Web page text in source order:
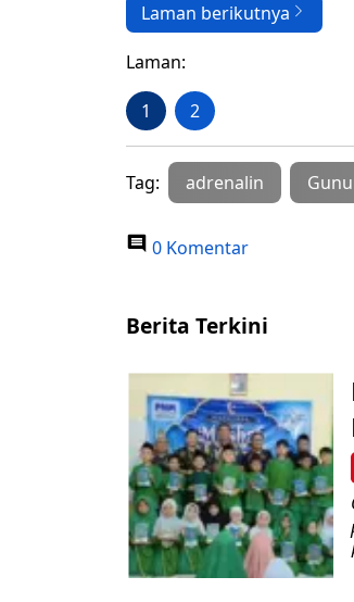
Laman berikutnya
Laman:
1 2
Tag: adrenalin
0 Komentar
Berita Terkini